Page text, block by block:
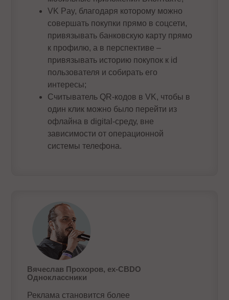
VK Pay, благодаря которому можно
совершать покупки прямо в соцсети,
привязывать банковскую карту прямо
к профилю, а в перспективе –
привязывать историю покупок к id
пользователя и собирать его
интересы;
Считыватель QR-кодов в VK, чтобы в
один клик можно было перейти из
офлайна в digital-среду, вне
зависимости от операционной
системы телефона.
Вячеслав Прохоров, ех-CBDO
Одноклассники
Реклама становится более